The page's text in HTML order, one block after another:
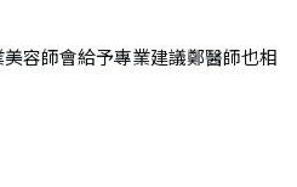
容師會給予專業建議鄭醫師也相